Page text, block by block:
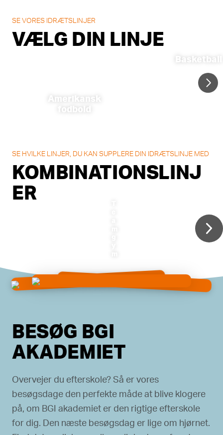
SE VORES IDRÆTSLINJER
VÆLG DIN LINJE
Amerikansk
fodbold
Basketball
SE HVILKE LINJER, DU KAN SUPPLERE DIN IDRÆTSLINJE MED
KOMBINATIONSLINJ
ER
BESØG BGI
AKADEMIET
Overvejer du efterskole? Så er vores
besøgsdage den perfekte måde at blive klogere
på, om BGI akademiet er den rigtige efterskole
for dig. Den næste besøgsdag er lige om hjørnet.